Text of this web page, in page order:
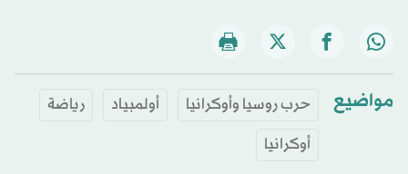
مواضيع حرب روسيا وأوكرانيا أولمبياد
رياضة
أوكرانيا